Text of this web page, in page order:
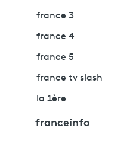
france 3
france 4
france 5
france tv slash
la 1ère
franceinfo